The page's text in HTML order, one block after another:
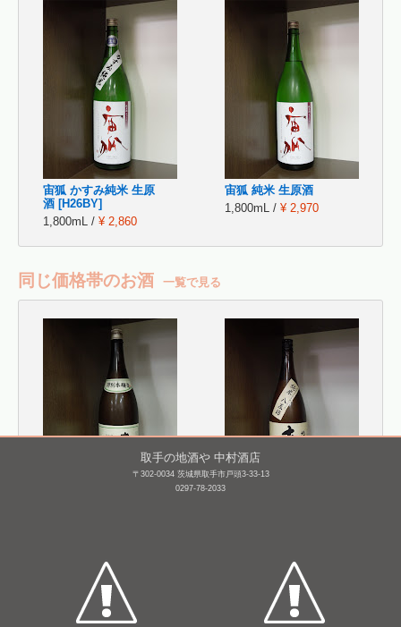
宙狐 かすみ純米 生原
酒 [H26BY]
1,800mL / ¥ 2,860
宙狐 純米 生原酒
1,800mL / ¥ 2,970
同じ価格帯のお酒 一覧で見る
取手の地酒や 中村酒店
〒302-0034 茨城県取手市戸頭3-33-13
0297-78-2033